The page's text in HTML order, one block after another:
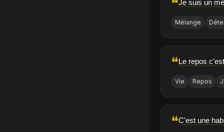
Je suis un
Mélange
❝Le repos
Vie Repos
❝C'est une